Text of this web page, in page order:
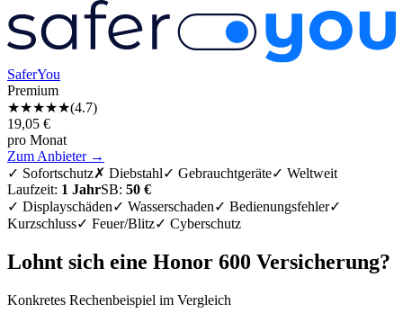
SaferYou
Premium
★★★★★(4.7)
19,05 €
pro Monat
Zum Anbieter →
✓ Sofortschutz✗ Diebstahl✓ Gebrauchtgeräte✓ Weltweit
Laufzeit: 1 JahrSB: 50 €
✓ Displayschäden✓ Wasserschaden✓ Bedienungsfehler✓
Kurzschluss✓ Feuer/Blitz✓ Cyberschutz
Lohnt sich eine Honor 600 Versicherung?
Konkretes Rechenbeispiel im Vergleich